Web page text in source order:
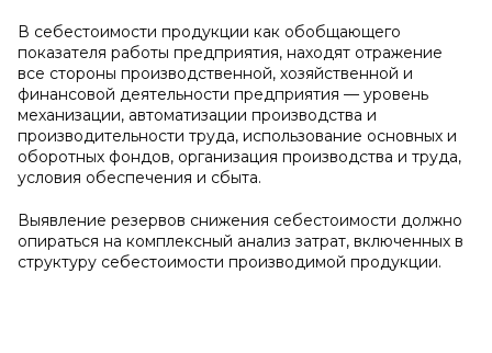
В себестоимости продукции как обобщающего
показателя работы предприятия, находят отражение
все стороны производственной, хозяйственной и
финансовой деятельности предприятия — уровень
механизации, автоматизации производства и
производительности труда, использование основных и
оборотных фондов, организация производства и труда,
условия обеспечения и сбыта.
Выявление резервов снижения себестоимости должно
опираться на комплексный анализ затрат, включенных в
структуру себестоимости производимой продукции.